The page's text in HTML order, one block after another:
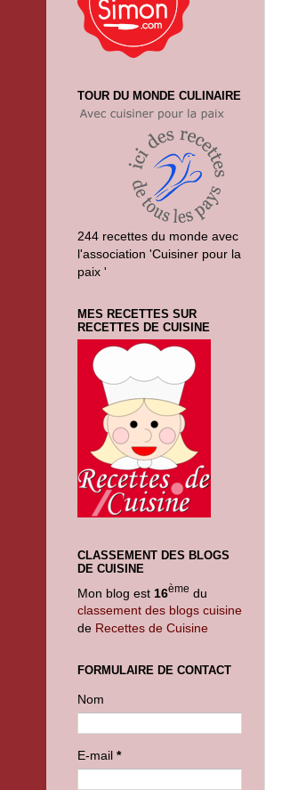
TOUR DU MONDE CULINAIRE
244 recettes du monde avec
l'association 'Cuisiner pour la
paix '
MES RECETTES SUR
RECETTES DE CUISINE
CLASSEMENT DES BLOGS
DE CUISINE
Mon blog est 16ème du
classement des blogs cuisine
de Recettes de Cuisine
FORMULAIRE DE CONTACT
Nom
E-mail *